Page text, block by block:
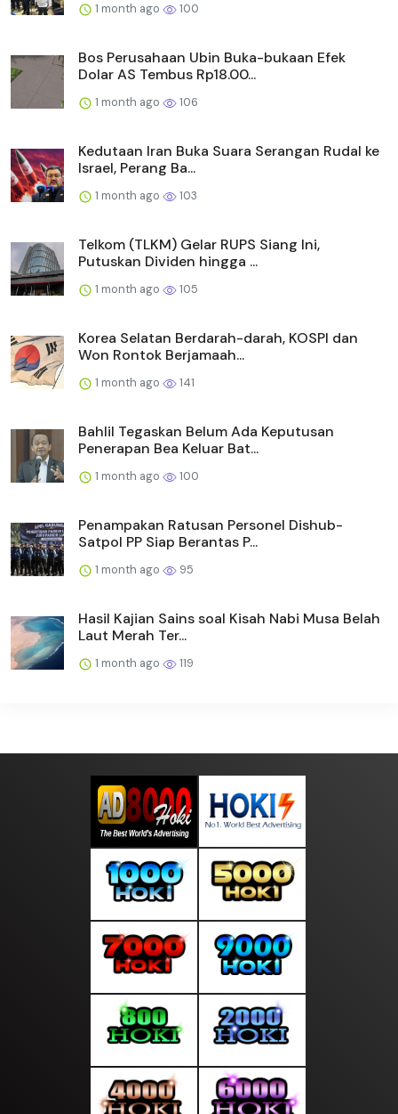
1 month ago 100
Bos Perusahaan Ubin Buka-bukaan Efek
Dolar AS Tembus Rp18.00...
1 month ago 106
Kedutaan Iran Buka Suara Serangan Rudal ke
Israel, Perang Ba...
1 month ago 103
Telkom (TLKM) Gelar RUPS Siang Ini,
Putuskan Dividen hingga ...
1 month ago 105
Korea Selatan Berdarah-darah, KOSPI dan
Won Rontok Berjamaah...
1 month ago 141
Bahlil Tegaskan Belum Ada Keputusan
Penerapan Bea Keluar Bat...
1 month ago 100
Penampakan Ratusan Personel Dishub-
Satpol PP Siap Berantas P...
1 month ago 95
Hasil Kajian Sains soal Kisah Nabi Musa Belah
Laut Merah Ter...
1 month ago 119